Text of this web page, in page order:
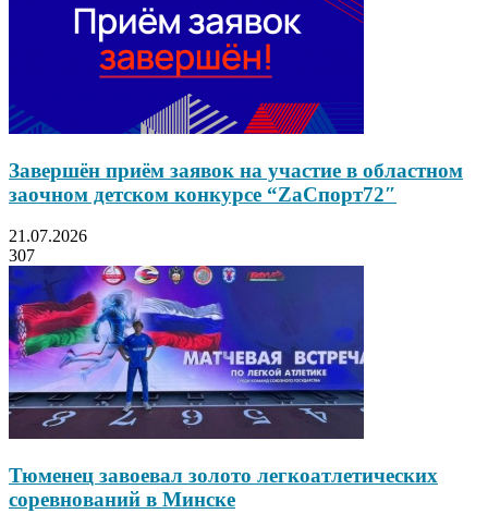
Завершён приём заявок на участие в областном
заочном детском конкурсе “ZаСпорт72″
21.07.2026
307
Тюменец завоевал золото легкоатлетических
соревнований в Минске